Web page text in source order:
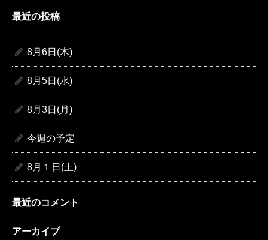
最近の投稿
8月6日(木)
8月5日(水)
8月3日(月)
今週の予定
8月１日(土)
最近のコメント
アーカイブ